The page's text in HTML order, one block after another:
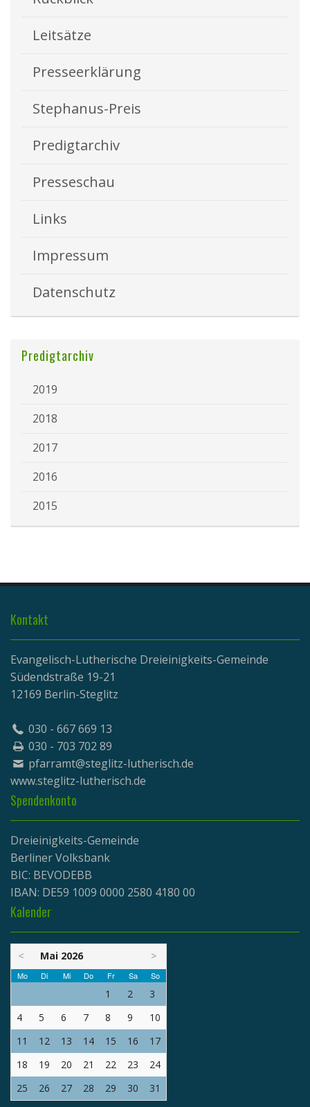
Leitsätze
Presseerklärung
Stephanus-Preis
Predigtarchiv
Presseschau
Links
Impressum
Datenschutz
Predigtarchiv
2019
2018
2017
2016
2015
Kontakt
Evangelisch-Lutherische Dreieinigkeits-Gemeinde
Südendstraße 19-21
12169 Berlin-Steglitz
030 - 667 669 13
030 - 703 702 89
pfarramt@steglitz-lutherisch.de
www.steglitz-lutherisch.de
Spendenkonto
Dreieinigkeits-Gemeinde
Berliner Volksbank
BIC: BEVODEBB
IBAN: DE59 1009 0000 2580 4180 00
Kalender
< Mai 2026 >
Mo Di Mi Do Fr Sa So
1 2
3
4
5 6 7 8 9
10
11
12 13 14 15 16
17
18
19 20 21 22 23
24
25
26 27 28 29 30 31